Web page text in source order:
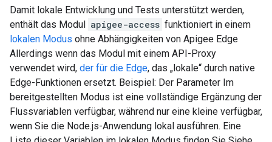
Damit lokale Entwicklung und Tests unterstützt werden,
enthält das Modul apigee-access funktioniert in einem
lokalen Modus ohne Abhängigkeiten von Apigee Edge
Allerdings wenn das Modul mit einem API-Proxy
verwendet wird, der für die Edge, das „lokale“ durch native
Edge-Funktionen ersetzt. Beispiel: Der Parameter Im
bereitgestellten Modus ist eine vollständige Ergänzung der
Flussvariablen verfügbar, während nur eine kleine verfügbar,
wenn Sie die Node.js-Anwendung lokal ausführen. Eine